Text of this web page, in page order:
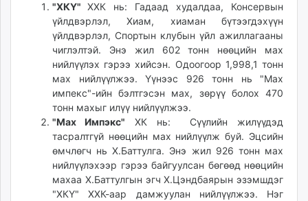
"ХКҮ" ХХК нь: Гадаад худалдаа, Консервын
үйлдвэрлэл, Хиам, хиаман бүтээгдэхүүн
үйлдвэрлэл, Спортын клубын үйл ажиллагааны
чиглэлтэй. Энэ жил 602 тонн нөөцийн мах
нийлүүлэх гэрээ хийсэн. Одоогоор 1,998,1 тонн
мах нийлүүлжээ. Үүнээс 926 тонн нь "Мах
импекс"-ийн бэлтгэсэн мах, зөрүү болох 470
тонн махыг илүү нийлүүлжээ.
"Мах Импэкс" ХК нь: Сүүлийн жилүүдэд
тасралтгүй нөөцийн мах нийлүүлж буй. Эцсийн
өмчлөгч нь Х.Баттулга. Энэ жил 926 тонн мах
нийлүүлэхээр гэрээ байгуулсан бөгөөд нөөцийн
махаа Х.Баттулгын эгч Х.Цэндбаярын эзэмшдэг
"ХКҮ" ХХК-аар дамжуулан нийлүүлжээ. Нэг